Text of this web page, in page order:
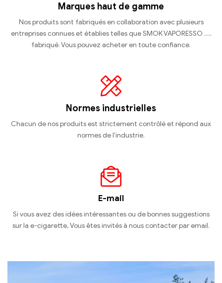
Marques haut de gamme
Nos produits sont fabriqués en collaboration avec plusieurs
entreprises connues et établies telles que SMOK VAPORESSO .....
fabriqué. Vous pouvez acheter en toute confiance.
Normes industrielles
Chacun de nos produits est strictement contrôlé et répond aux
normes de l'industrie.
E-mail
Si vous avez des idées intéressantes ou de bonnes suggestions
sur la e-cigarette, Vous êtes invités à nous contacter par email.